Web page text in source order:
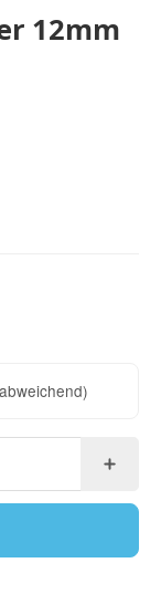
12mm